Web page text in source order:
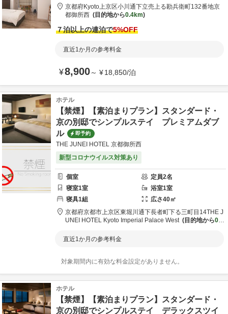
京都府Kyoto上京区小川通下立売上る勘兵衛町132番地京
都御所西
目的地から0.4km
７泊以上の連泊で5%OFF
直近1か月の参考料金
¥8,900～ ¥18,850/泊
ホテル
【禁煙】【素泊まりプラン】スタンダード・
京の別邸でシンプルステイ プレミアムダブ
ル
即予約
THE JUNEI HOTEL 京都御所西
新型コロナウイルス対策あり
個室 定員2名
寝室1室 浴室1室
寝具1組 広さ40㎡
京都府京都市上京区東堀川通下長者町下る三町目14THE J
UNEI HOTEL Kyoto Imperial Palace West
目的地から0.5
直近1か月の参考料金
対象期間内に有効な料金設定がありません。
ホテル
【禁煙】【素泊まりプラン】スタンダード・
京の別邸でシンプルステイ デラックスツイ